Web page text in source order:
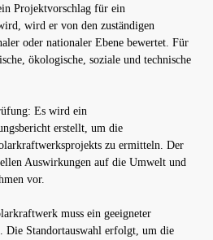
Projektvorschlag für ein
wird er von den zuständigen
oder nationaler Ebene bewertet. Für
ökologische, soziale und technische
Es wird ein
erstellt, um die
zu ermitteln. Der
Auswirkungen auf die Umwelt und
vor.
muss ein geeigneter
Die Standortauswahl erfolgt, um die